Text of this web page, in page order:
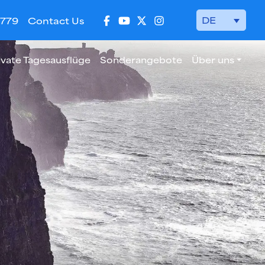
Contact Us DE
Tagesausflüge Sonderangebote Über uns